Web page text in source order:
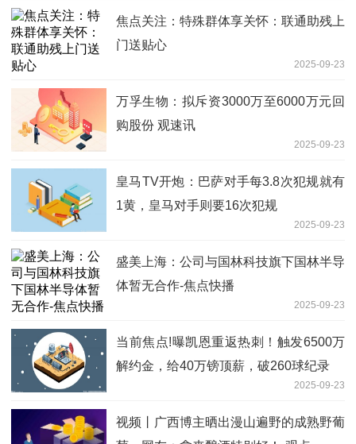
焦点关注：特殊群体享关怀：联通助残上
门送贴心
2025-09-23
万孚生物：拟斥资3000万至6000万元回
购股份 观速讯
2025-09-23
皇马TV开炮：巴萨对手每3.8次犯规就有
1黄，皇马对手则要16次犯规
2025-09-23
盛美上海：公司与国林科技旗下国林半导
体暂无合作-焦点快播
2025-09-23
当前焦点!曝凯恩重返热刺！触发6500万
解约金，给40万镑顶薪，破260球纪录
2025-09-23
视频丨广西博主晒出漫山遍野的成熟野葡